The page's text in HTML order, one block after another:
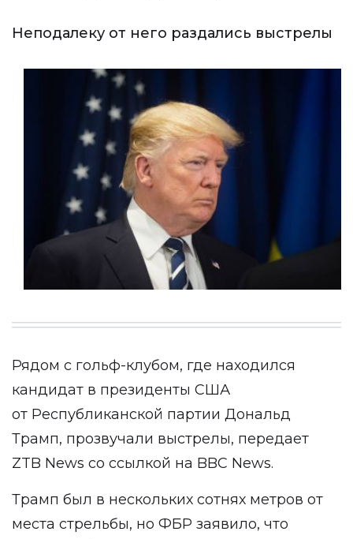
Неподалеку от него раздались выстрелы
Рядом с гольф-клубом, где находился
кандидат в президенты США
от Республиканской партии Дональд
Трамп, прозвучали выстрелы, передает
ZTB News со ссылкой на BBC News.
Трамп был в нескольких сотнях метров от
места стрельбы, но ФБР заявило, что